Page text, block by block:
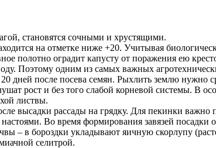
становятся сочными и хрустящими.
на отметке ниже +20. Учитывая
полотно оградит капусту от поражения ею
Поэтому одним из самых важных
дней после посева семян. Рыхлить землю нужно
рост и без того слабой корневой системы. В
листвы.
высадки рассады на грядку. Для пекинки важно
Во время формирования завязей посадки
– в бороздки укладывают яичную скорлупу
селитрой.